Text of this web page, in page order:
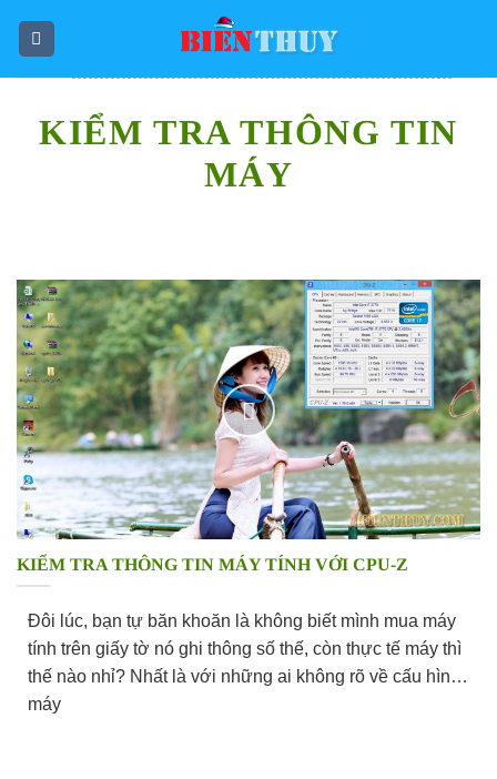
KIỂM TRA THÔNG TIN
MÁY
KIỂM TRA THÔNG TIN MÁY TÍNH VỚI CPU-Z
Đôi lúc, bạn tự băn khoăn là không biết mình mua máy
tính trên giấy tờ nó ghi thông số thế, còn thực tế máy thì
thế nào nhỉ? Nhất là với những ai không rõ về cấu hình
máy